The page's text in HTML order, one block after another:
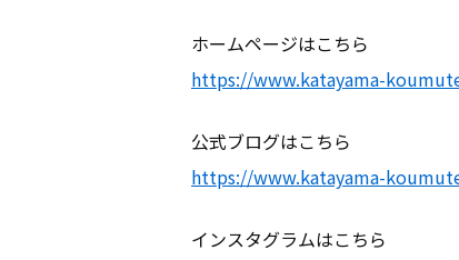
建物につ
ホームページはこちら
https://www.katayama-
公式ブログはこちら
https://www.katayama-
インスタグラムはこちら